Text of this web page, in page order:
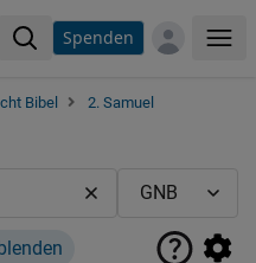
Spenden
Bibel
2. Samuel